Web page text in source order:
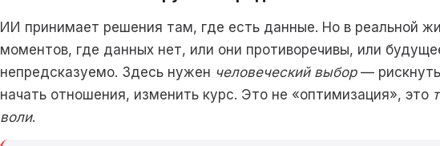
ИИ принимает решения там, где есть данные. Но в реальной
моментов, где данных нет, или они противоречивы, или
непредсказуемо. Здесь нужен человеческий выбор—
начать отношения, изменить курс. Это не «оптимизация», это
воли.